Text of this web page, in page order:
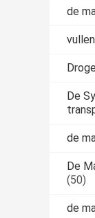
de
De
de
De
(50)
de